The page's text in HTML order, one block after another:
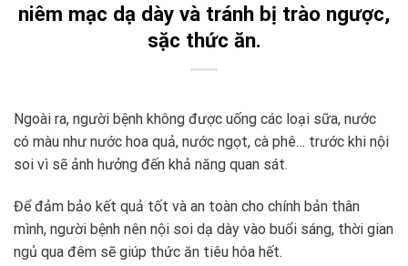
niêm mạc dạ dày và tránh bị trào ngược,
sặc thức ăn.
Ngoài ra, người bệnh không được uống các loại sữa, nước
có màu như nước hoa quả, nước ngọt, cà phê… trước khi nội
soi vì sẽ ảnh hưởng đến khả năng quan sát.
Để đảm bảo kết quả tốt và an toàn cho chính bản thân
mình, người bệnh nên nội soi dạ dày vào buổi sáng, thời gian
ngủ qua đêm sẽ giúp thức ăn tiêu hóa hết.